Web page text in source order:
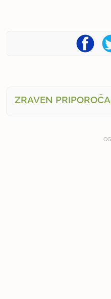
ZRAVEN